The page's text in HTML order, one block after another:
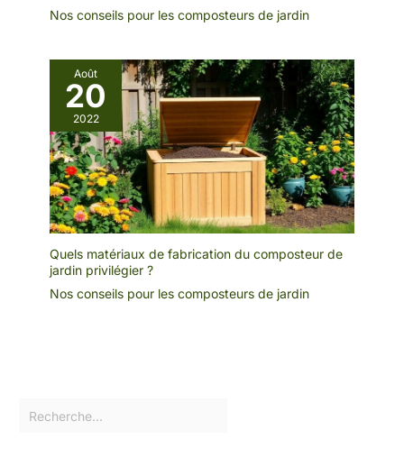
Nos conseils pour les composteurs de jardin
Août
20
2022
Quels matériaux de fabrication du composteur de
jardin privilégier ?
Nos conseils pour les composteurs de jardin